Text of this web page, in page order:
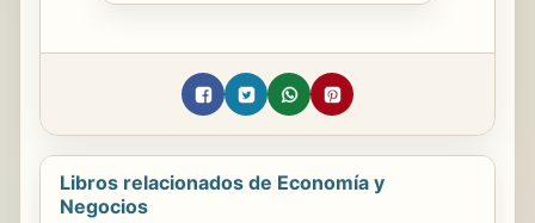
Libros relacionados de Economía y
Negocios